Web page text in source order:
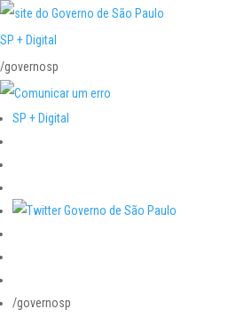
SP + Digital
/governosp
SP + Digital
/governosp